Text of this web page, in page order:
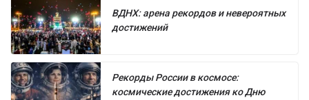
ВДНХ: арена рекордов и невероятных
достижений
Рекорды России в космосе:
космические достижения ко Дню